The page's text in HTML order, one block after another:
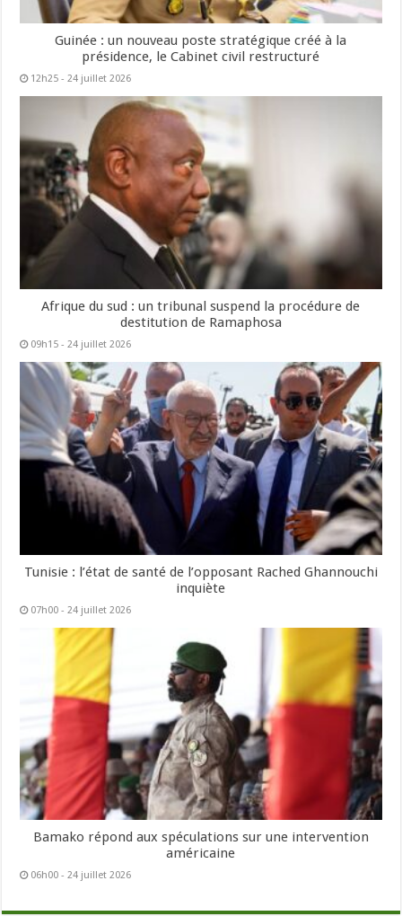
Guinée : un nouveau poste stratégique créé à la
présidence, le Cabinet civil restructuré
12h25 - 24 juillet 2026
Afrique du sud : un tribunal suspend la procédure de
destitution de Ramaphosa
09h15 - 24 juillet 2026
Tunisie : l’état de santé de l’opposant Rached Ghannouchi
inquiète
07h00 - 24 juillet 2026
Bamako répond aux spéculations sur une intervention
américaine
06h00 - 24 juillet 2026